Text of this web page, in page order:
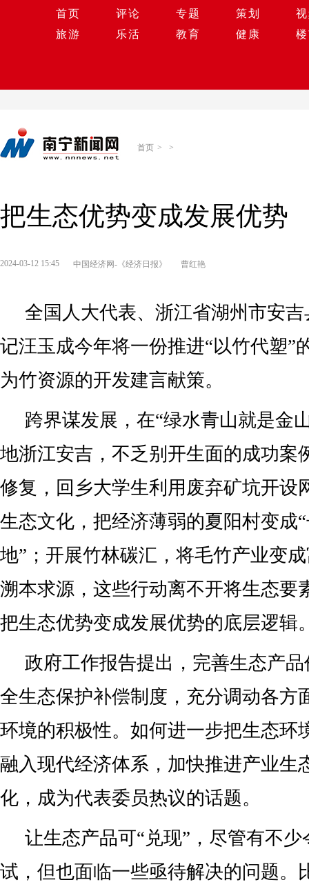
首页 评论 专题 策划
旅游
乐活 教育 健康
首页 > >
把生态优势变成发展优势
2024-03-12 15:45 中国经济网-《经济日报》 曹红艳
全国人大代表、浙江省湖州市安
记汪玉成今年将一份推进“以竹代塑”
为竹资源的开发建言献策。
跨界谋发展，在“绿水青山就是金
地浙江安吉，不乏别开生面的成功案
修复，回乡大学生利用废弃矿坑开设
生态文化，把经济薄弱的夏阳村变成
地”；开展竹林碳汇，将毛竹产业变
溯本求源，这些行动离不开将生态要
把生态优势变成发展优势的底层逻辑
政府工作报告提出，完善生态产
全生态保护补偿制度，充分调动各方
环境的积极性。如何进一步把生态环
融入现代经济体系，加快推进产业生
化，成为代表委员热议的话题。
让生态产品可“兑现”，尽管有不
试，但也面临一些亟待解决的问题。